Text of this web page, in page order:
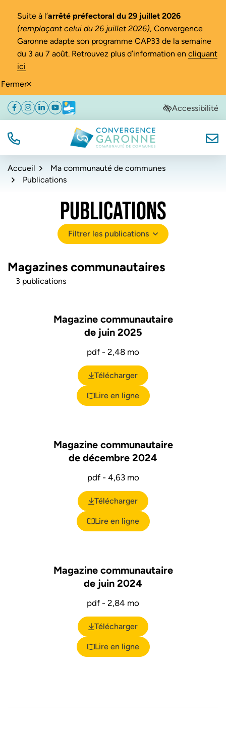
Fermer
Suite à l’arrêté préfectoral du 29 juillet 2026
(remplaçant celui du 26 juillet 2026), Convergence
Garonne adapte son programme CAP33 de la semaine
du 3 au 7 août. Retrouvez plus d’information en cliquant
ici
Aller
navigation
Aller
au
Aller
au
de
Facebook
(ouverture dans un nouvel onglet)
Instagram
(ouverture dans un nouvel onglet)
Linkedin
(ouverture dans un nouvel onglet)
YouTube
(ouverture dans un nouvel onglet)
Météo
(ouverture dans un nouvel onglet)Accessibilité
TÉL. Convergence Garonne
Accueil
Ma communauté de communes
Publications
PUBLICATIONS
Filtrer les publications
Filtrer les publications
Magazines communautaires
3 publications
Magazine communautaire
de juin 2025
pdf - 2,48 mo
Télécharger
(ouverture dans un nouvel
Lire en ligne
Magazine communautaire
de décembre 2024
pdf - 4,63 mo
Télécharger
(ouverture dans un nouvel
Lire en ligne
Magazine communautaire
de juin 2024
pdf - 2,84 mo
Télécharger
(ouverture dans un nouvel
Lire en ligne